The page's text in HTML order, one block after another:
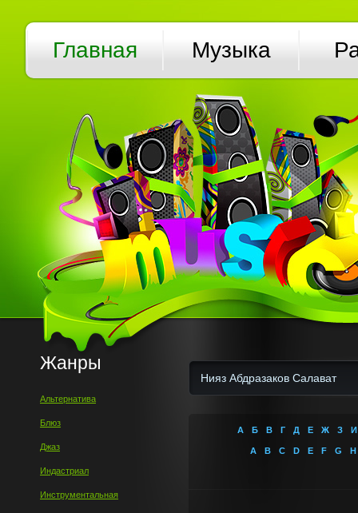
Главная Музыка
Жанры
Альтернатива
Блюз
Джаз
Индастриал
Инструментальная
А Б В Г Д Е Ж З И
A B C D E F G H